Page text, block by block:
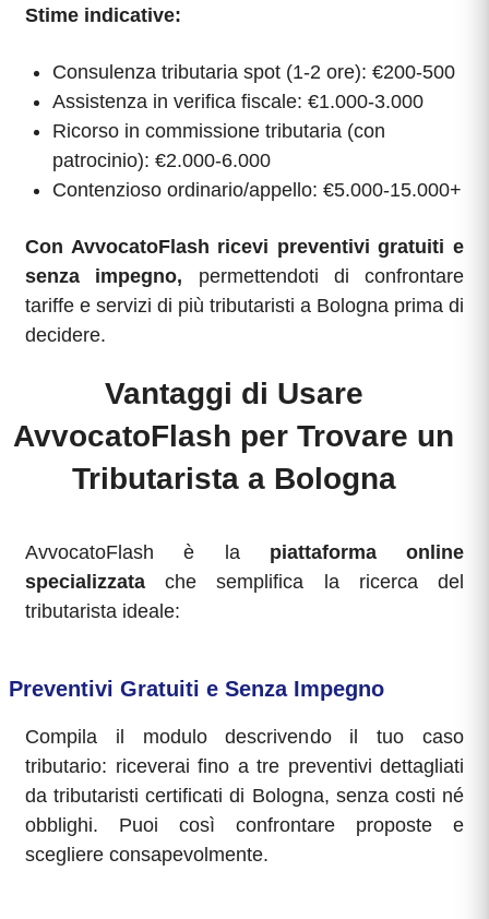
Stime indicative:
Consulenza tributaria spot (1-2 ore): €200-500
Assistenza in verifica fiscale: €1.000-3.000
Ricorso in commissione tributaria (con
patrocinio): €2.000-6.000
Contenzioso ordinario/appello: €5.000-15.000+
Con AvvocatoFlash ricevi preventivi gratuiti e
senza impegno, permettendoti di confrontare
tariffe e servizi di più tributaristi a Bologna prima di
decidere.
Vantaggi di Usare
AvvocatoFlash per Trovare un
Tributarista a Bologna
AvvocatoFlash è la piattaforma online
specializzata che semplifica la ricerca del
tributarista ideale:
Preventivi Gratuiti e Senza Impegno
Compila il modulo descrivendo il tuo caso
tributario: riceverai fino a tre preventivi dettagliati
da tributaristi certificati di Bologna, senza costi né
obblighi. Puoi così confrontare proposte e
scegliere consapevolmente.